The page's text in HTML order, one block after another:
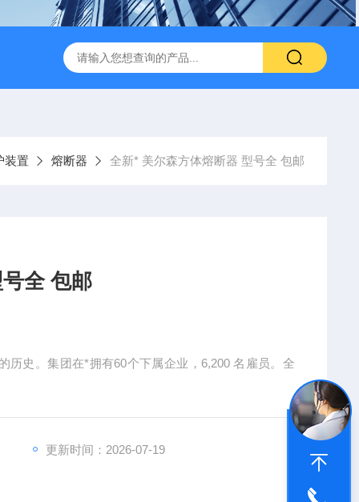
装置 熔断器 全新* 美尔森方体熔断器 型号全 包邮
全 包邮
历史。集团在*拥有60个下属企业，6,200 名雇员。全
更新时间：2026-07-19